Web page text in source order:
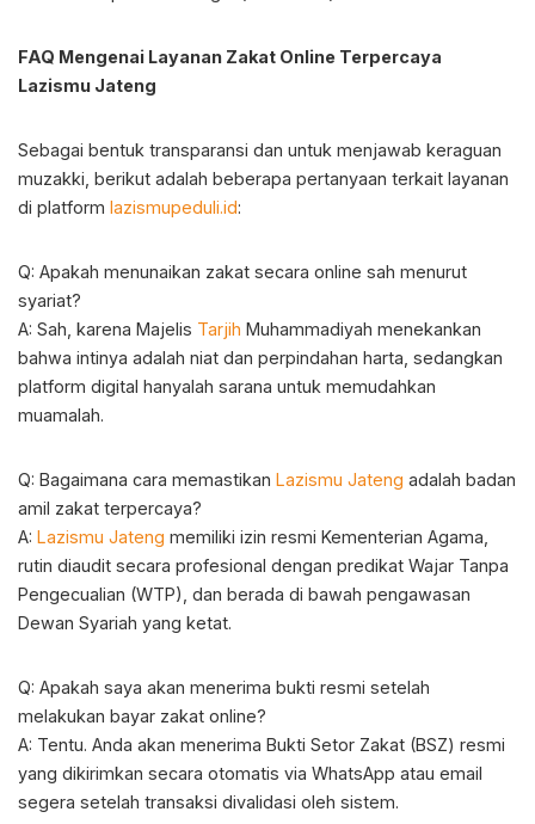
FAQ Mengenai Layanan Zakat Online Terpercaya
Lazismu Jateng
Sebagai bentuk transparansi dan untuk menjawab keraguan
muzakki, berikut adalah beberapa pertanyaan terkait layanan
di platform lazismupeduli.id:
Q: Apakah menunaikan zakat secara online sah menurut
syariat?
A: Sah, karena Majelis Tarjih Muhammadiyah menekankan
bahwa intinya adalah niat dan perpindahan harta, sedangkan
platform digital hanyalah sarana untuk memudahkan
muamalah.
Q: Bagaimana cara memastikan Lazismu Jateng adalah badan
amil zakat terpercaya?
A: Lazismu Jateng memiliki izin resmi Kementerian Agama,
rutin diaudit secara profesional dengan predikat Wajar Tanpa
Pengecualian (WTP), dan berada di bawah pengawasan
Dewan Syariah yang ketat.
Q: Apakah saya akan menerima bukti resmi setelah
melakukan bayar zakat online?
A: Tentu. Anda akan menerima Bukti Setor Zakat (BSZ) resmi
yang dikirimkan secara otomatis via WhatsApp atau email
segera setelah transaksi divalidasi oleh sistem.